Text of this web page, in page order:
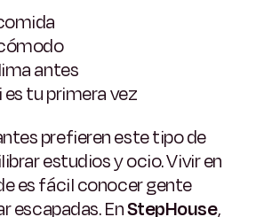
antes
es tu primera vez
prefieren este tipo de
estudios y ocio. Vivir en
es fácil conocer gente
escapadas. EnStepHouse,